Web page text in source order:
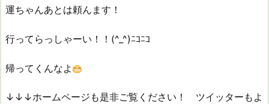
運ちゃんあとは頼んます！
行ってらっしゃーい！！(^_^)ﾆｺﾆｺ
帰ってくんなよ
↓↓↓ホームページも是非ご覧ください！ ツイッターもよ